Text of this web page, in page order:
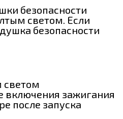
безопасности
светом. Если
безопасности
светом
включения зажигания
после запуска